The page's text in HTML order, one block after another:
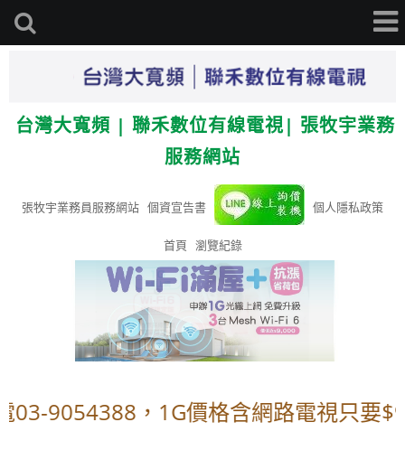
台灣大寬頻 | 聯禾數位有線電視| 張牧宇業務
服務網站
張牧宇業務員服務網站 個資宣告書 個人隱私政策
首頁 瀏覽紀錄
9054388，1G價格含網路電視只要